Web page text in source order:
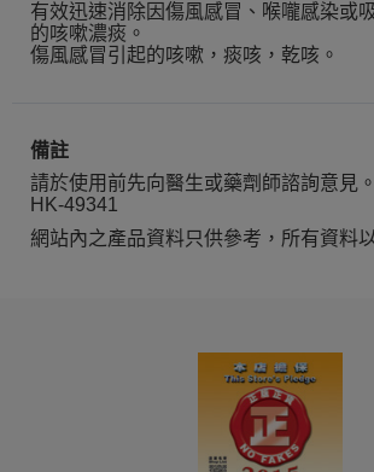
有效迅速消除因傷風感冒、喉嚨感染或
的咳嗽濃痰。
傷風感冒引起的咳嗽，痰咳，乾咳。
備註
請於使用前先向醫生或藥劑師諮詢意見。
HK-49341
網站內之產品資料只供參考，所有資料